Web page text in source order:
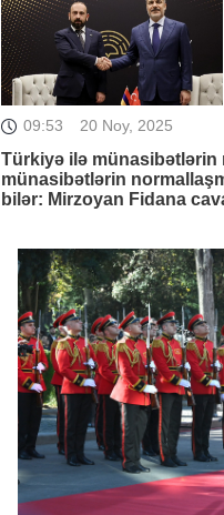
09:53 20 Noy, 2025
Türkiyə ilə münasibətlərin
münasibətlərin
bilər: Mirzoyan Fidana